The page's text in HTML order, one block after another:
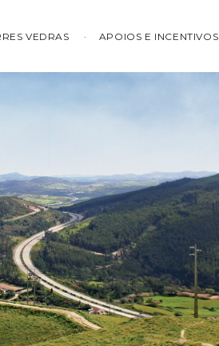
VEDRAS APOIOS E INCENTIVOS